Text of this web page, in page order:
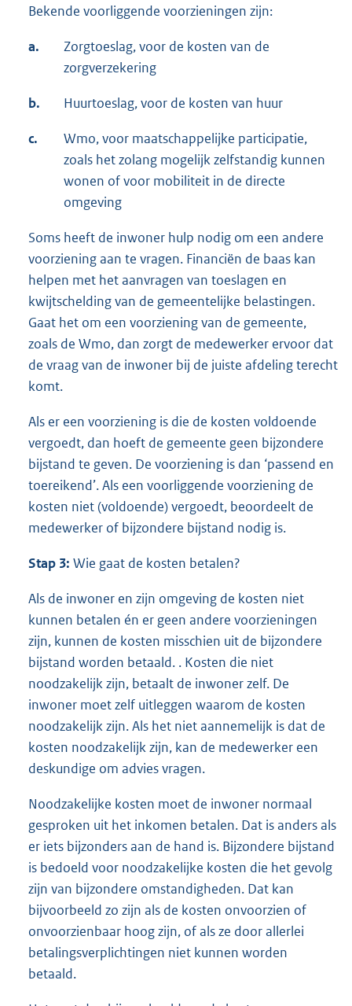
Bekende voorliggende voorzieningen zijn:
a.
Zorgtoeslag, voor de kosten van de
zorgverzekering
b. Huurtoeslag, voor de kosten van huur
c.
Wmo, voor maatschappelijke participatie,
zoals het zolang mogelijk zelfstandig kunnen
wonen of voor mobiliteit in de directe
omgeving
Soms heeft de inwoner hulp nodig om een andere
voorziening aan te vragen. Financiën de baas kan
helpen met het aanvragen van toeslagen en
kwijtschelding van de gemeentelijke belastingen.
Gaat het om een voorziening van de gemeente,
zoals de Wmo, dan zorgt de medewerker ervoor dat
de vraag van de inwoner bij de juiste afdeling terecht
komt.
Als er een voorziening is die de kosten voldoende
vergoedt, dan hoeft de gemeente geen bijzondere
bijstand te geven. De voorziening is dan ‘passend en
toereikend’. Als een voorliggende voorziening de
kosten niet (voldoende) vergoedt, beoordeelt de
medewerker of bijzondere bijstand nodig is.
Stap 3: Wie gaat de kosten betalen?
Als de inwoner en zijn omgeving de kosten niet
kunnen betalen én er geen andere voorzieningen
zijn, kunnen de kosten misschien uit de bijzondere
bijstand worden betaald. . Kosten die niet
noodzakelijk zijn, betaalt de inwoner zelf. De
inwoner moet zelf uitleggen waarom de kosten
noodzakelijk zijn. Als het niet aannemelijk is dat de
kosten noodzakelijk zijn, kan de medewerker een
deskundige om advies vragen.
Noodzakelijke kosten moet de inwoner normaal
gesproken uit het inkomen betalen. Dat is anders als
er iets bijzonders aan de hand is. Bijzondere bijstand
is bedoeld voor noodzakelijke kosten die het gevolg
zijn van bijzondere omstandigheden. Dat kan
bijvoorbeeld zo zijn als de kosten onvoorzien of
onvoorzienbaar hoog zijn, of als ze door allerlei
betalingsverplichtingen niet kunnen worden
betaald.